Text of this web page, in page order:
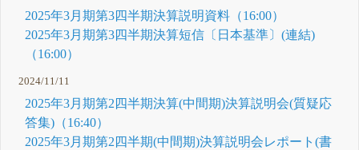
2025年3月期第3四半期決算説明資料（16:00）
2025年3月期第3四半期決算短信〔日本基準〕(連結)
（16:00）
2024/11/11
2025年3月期第2四半期決算(中間期)決算説明会(質疑応
答集)（16:40）
2025年3月期第2四半期(中間期)決算説明会レポート(書